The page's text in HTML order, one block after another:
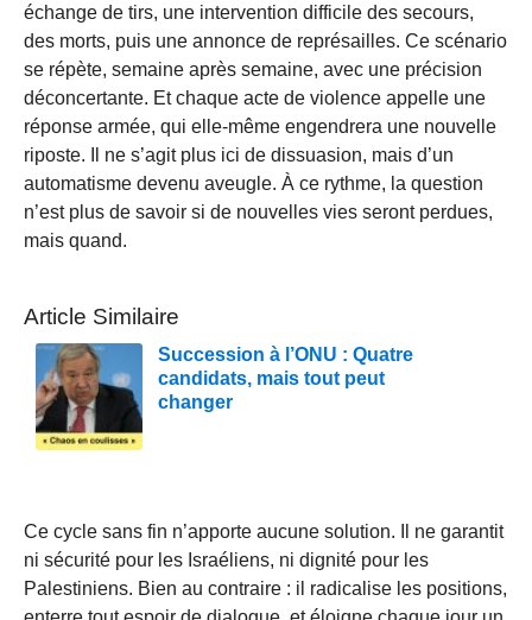
échange de tirs, une intervention difficile des secours,
des morts, puis une annonce de représailles. Ce scénario
se répète, semaine après semaine, avec une précision
déconcertante. Et chaque acte de violence appelle une
réponse armée, qui elle-même engendrera une nouvelle
riposte. Il ne s’agit plus ici de dissuasion, mais d’un
automatisme devenu aveugle. À ce rythme, la question
n’est plus de savoir si de nouvelles vies seront perdues,
mais quand.
Article Similaire
Succession à l’ONU : Quatre
candidats, mais tout peut
changer
Ce cycle sans fin n’apporte aucune solution. Il ne garantit
ni sécurité pour les Israéliens, ni dignité pour les
Palestiniens. Bien au contraire : il radicalise les positions,